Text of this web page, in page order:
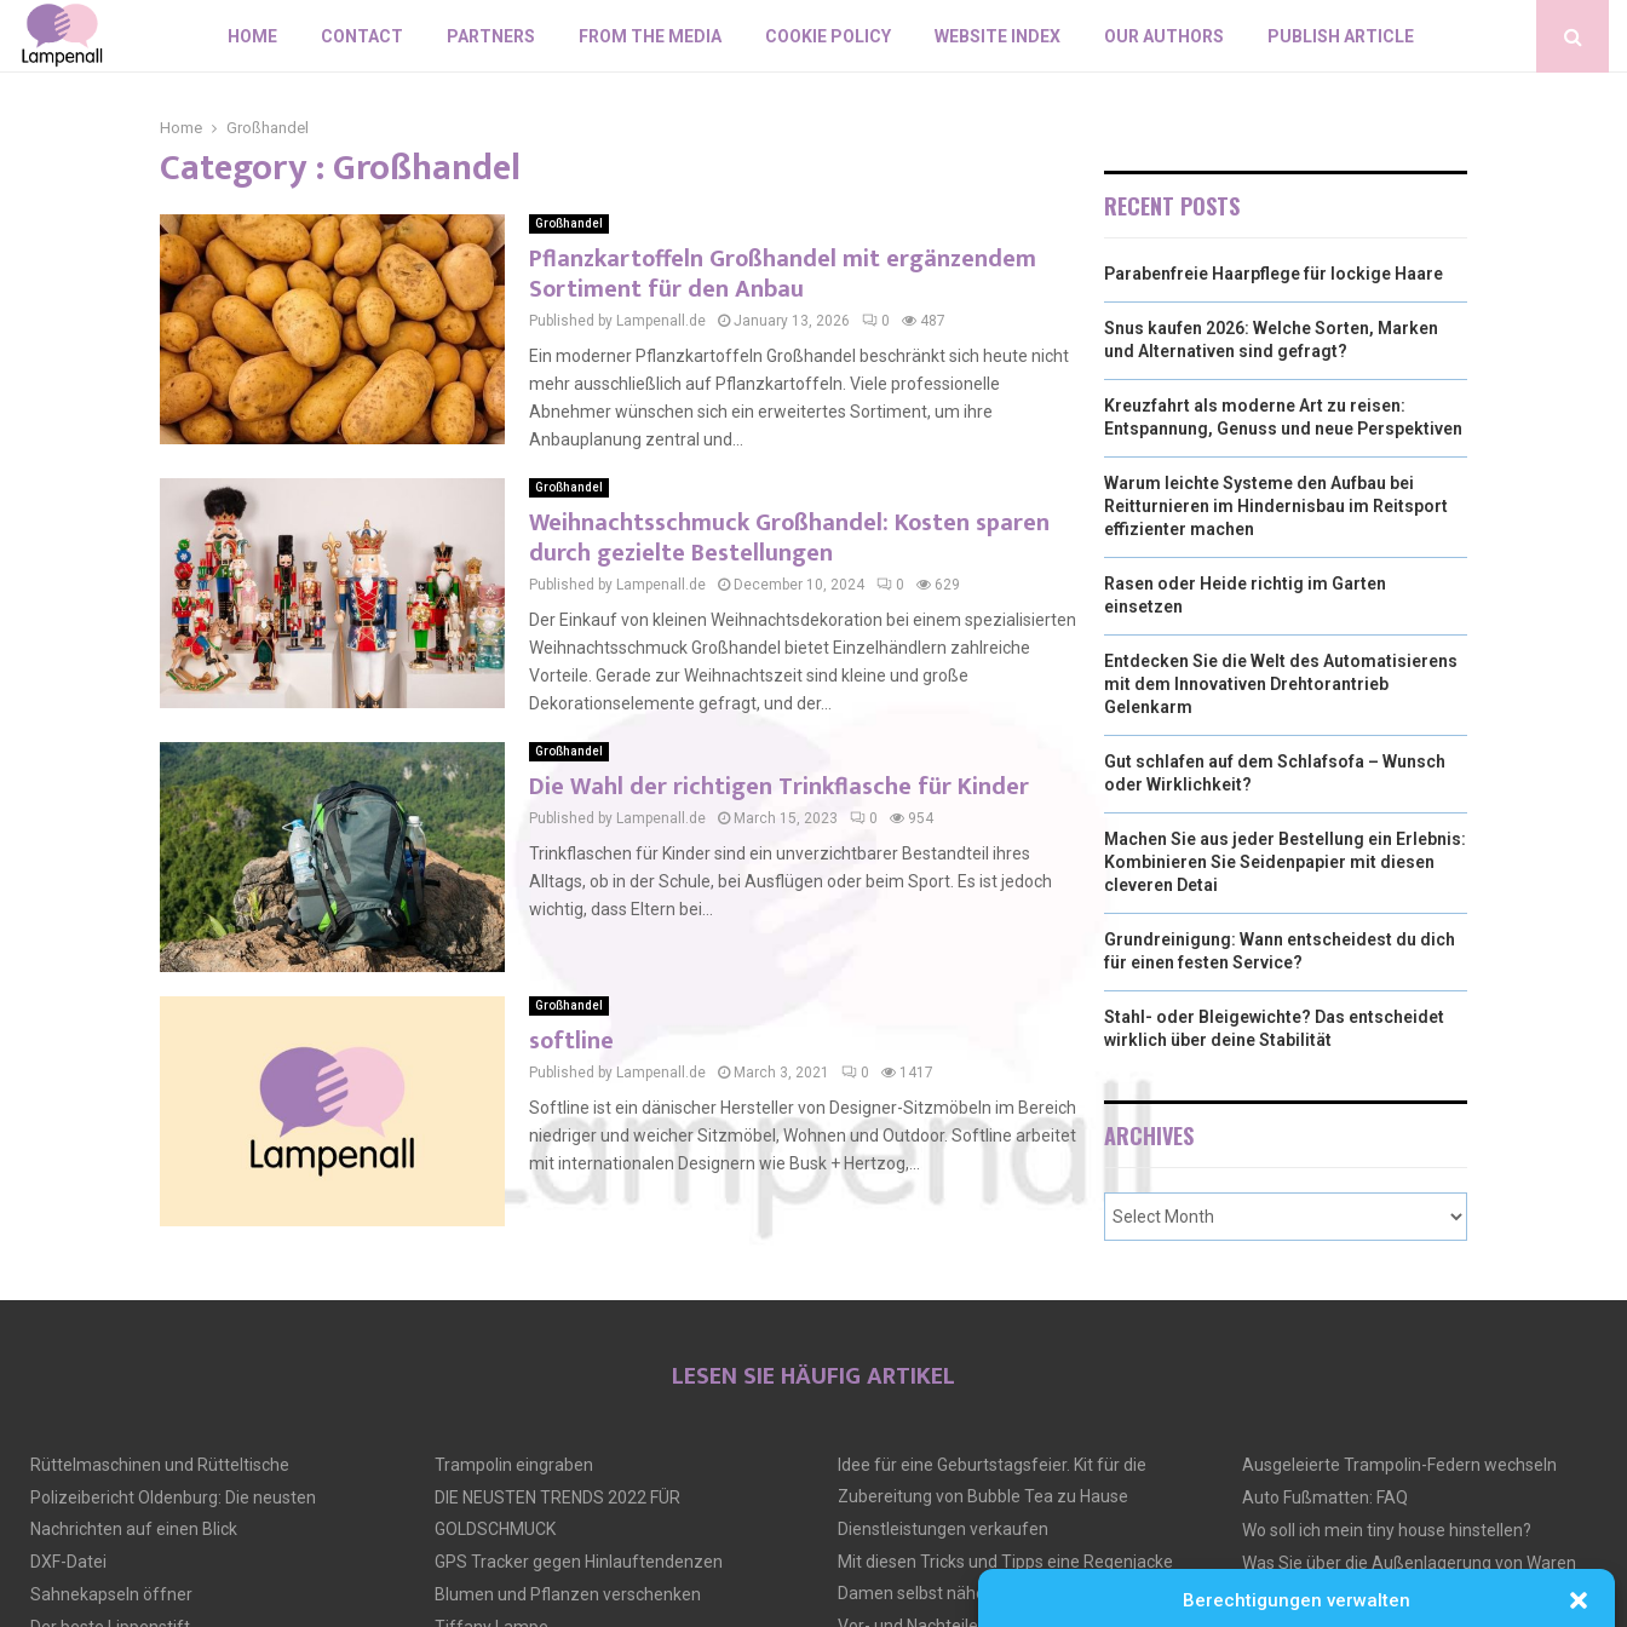
Berechtigungen verwalten
HOME CONTACT PARTNERS FROM THE MEDIA COOKIE POLICY WEBSITE INDEX OUR AUTHORS PUBLISH ARTICLE
Home Großhandel
Category : Großhandel
Großhandel
Pflanzkartoffeln Großhandel mit ergänzendem
Sortiment für den Anbau
Published by Lampenall.de January 13, 2026 0 487
Ein moderner Pflanzkartoffeln Großhandel beschränkt sich heute nicht
mehr ausschließlich auf Pflanzkartoffeln. Viele professionelle
Abnehmer wünschen sich ein erweitertes Sortiment, um ihre
Anbauplanung zentral und...
Großhandel
Weihnachtsschmuck Großhandel: Kosten sparen
durch gezielte Bestellungen
Published by Lampenall.de December 10, 2024 0 629
Der Einkauf von kleinen Weihnachtsdekoration bei einem spezialisierten
Weihnachtsschmuck Großhandel bietet Einzelhändlern zahlreiche
Vorteile. Gerade zur Weihnachtszeit sind kleine und große
Dekorationselemente gefragt, und der...
Großhandel
Die Wahl der richtigen Trinkflasche für Kinder
Published by Lampenall.de March 15, 2023 0 954
Trinkflaschen für Kinder sind ein unverzichtbarer Bestandteil ihres
Alltags, ob in der Schule, bei Ausflügen oder beim Sport. Es ist jedoch
wichtig, dass Eltern bei...
Großhandel
softline
Published by Lampenall.de March 3, 2021 0 1417
Softline ist ein dänischer Hersteller von Designer-Sitzmöbeln im Bereich
niedriger und weicher Sitzmöbel, Wohnen und Outdoor. Softline arbeitet
mit internationalen Designern wie Busk + Hertzog,...
RECENT POSTS
Parabenfreie Haarpflege für lockige Haare
Snus kaufen 2026: Welche Sorten, Marken
und Alternativen sind gefragt?
Kreuzfahrt als moderne Art zu reisen:
Entspannung, Genuss und neue Perspektiven
Warum leichte Systeme den Aufbau bei
Reitturnieren im Hindernisbau im Reitsport
effizienter machen
Rasen oder Heide richtig im Garten
einsetzen
Entdecken Sie die Welt des Automatisierens
mit dem Innovativen Drehtorantrieb
Gelenkarm
Gut schlafen auf dem Schlafsofa – Wunsch
oder Wirklichkeit?
Machen Sie aus jeder Bestellung ein Erlebnis:
Kombinieren Sie Seidenpapier mit diesen
cleveren Detai
Grundreinigung: Wann entscheidest du dich
für einen festen Service?
Stahl- oder Bleigewichte? Das entscheidet
wirklich über deine Stabilität
ARCHIVES
LESEN SIE HÄUFIG ARTIKEL
Rüttelmaschinen und Rütteltische
Polizeibericht Oldenburg: Die neusten
Nachrichten auf einen Blick
DXF-Datei
Sahnekapseln öffner
Trampolin eingraben
DIE NEUSTEN TRENDS 2022 FÜR
GOLDSCHMUCK
GPS Tracker gegen Hinlauftendenzen
Blumen und Pflanzen verschenken
Idee für eine Geburtstagsfeier. Kit für die
Zubereitung von Bubble Tea zu Hause
Dienstleistungen verkaufen
Mit diesen Tricks und Tipps eine Regenjacke
Damen selbst nähen
Ausgeleierte Trampolin-Federn wechseln
Auto Fußmatten: FAQ
Wo soll ich mein tiny house hinstellen?
Was Sie über die Außenlagerung von Waren
und Produkten wissen müssen